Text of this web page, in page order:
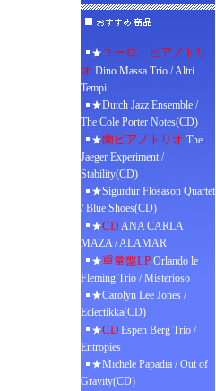
★ユーロ・ピアノトリ
オ Dino Massa Trio / Altri
Tempi
★Dutch Jazz Ensemble /
The Cole Porter Notes(CD)
★蘭ピアノトリオ The
Jaeger Experiment /
Stability(CD)
★Sigurdur Flosason Quartet
/ Blue Shoes(CD)
★CD ANA CARLA
MAZA / ALAMAR
★重量盤LP Orlando le
Fleming Trio / Misterioso
★Carolyn Lee Jones /
Eclectikka(CD)
★CD Espen Berg Trio /
Entropies
★Michele Papadia / Out of
Gravity(CD)